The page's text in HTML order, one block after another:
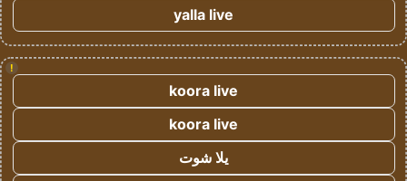
yalla live
!
koora live
koora live
يلا شوت